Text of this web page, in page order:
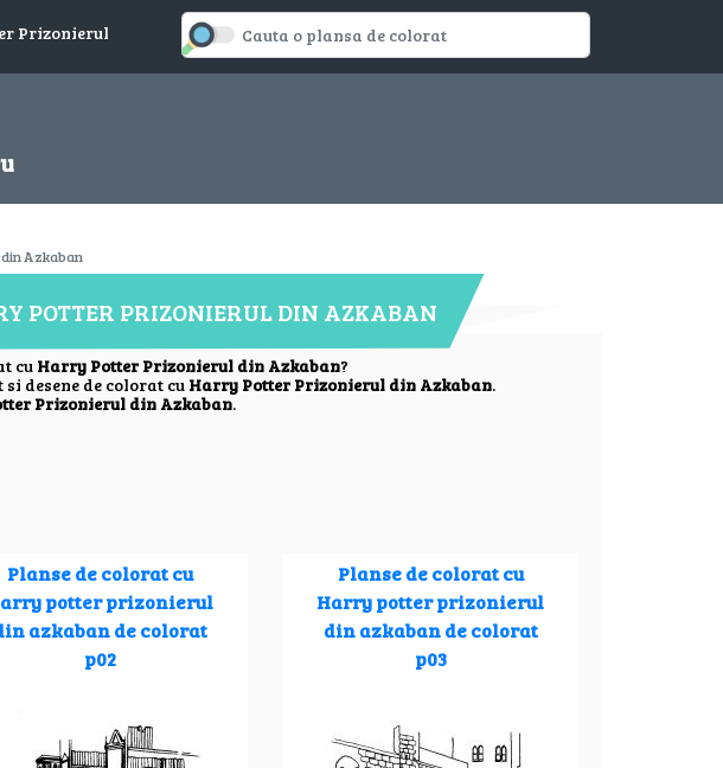
Prizonierul
Azkaban
POTTER PRIZONIERUL DIN AZKABAN
cu Harry Potter Prizonierul din Azkaban?
desene de colorat cu Harry Potter Prizonierul din Azkaban.
Prizonierul din Azkaban.
Planse de colorat cu
potter prizonierul
azkaban de colorat
p02
Planse de colorat cu
Harry potter prizonierul
din azkaban de colorat
p03